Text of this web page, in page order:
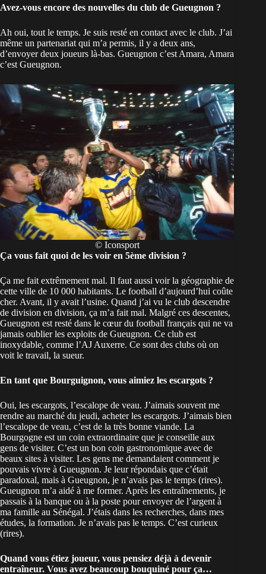
Avez-vous encore des nouvelles du club de Gueugnon ?
Ah oui, tout le temps. Je suis resté en contact avec le club. J’ai
même un partenariat qui m’a permis, il y a deux ans,
d’envoyer deux joueurs là-bas. Gueugnon c’est Amara, Amara
c’est Gueugnon.
© Iconsport
Ça vous fait quoi de les voir en 5ème division ?
Ça me fait extrêmement mal. Il faut aussi voir la géographie de
cette ville de 10 000 habitants. Le football d’aujourd’hui coûte
cher. Avant, il y avait l’usine. Quand j’ai vu le club descendre
de division en division, ça m’a fait mal. Malgré ces descentes,
Gueugnon est resté dans le cœur du football français qui ne va
jamais oublier les exploits de Gueugnon. Ce club est
inoxydable, comme l’AJ Auxerre. Ce sont des clubs où on
voit le travail, la sueur.
En tant que Bourguignon, vous aimiez les escargots ?
Oui, les escargots, l’escalope de veau. J’aimais souvent me
rendre au marché du jeudi, acheter les escargots. J’aimais bien
l’escalope de veau, c’est de la très bonne viande. La
Bourgogne est un coin extraordinaire que je conseille aux
gens de visiter. C’est un bon coin gastronomique avec de
beaux sites à visiter. Les gens me demandaient comment je
pouvais vivre à Gueugnon. Je leur répondais que c’était
paradoxal, mais à Gueugnon, je n’avais pas le temps (rires).
Gueugnon m’a aidé à me former. Après les entraînements, je
passais à la banque ou à la poste pour envoyer de l’argent à
ma famille au Sénégal. J’étais dans les recherches, dans mes
études, la formation. Je n’avais pas le temps. C’est curieux
(rires).
Quand vous étiez joueur, vous pensiez déjà à devenir
entraîneur. Vous avez beaucoup bouquiné pour ça…